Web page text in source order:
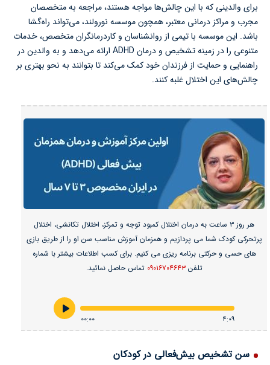
برای والدینی که با این چالش‌ها مواجه هستند، مراجعه به متخصصان
مجرب و مراکز درمانی معتبر، همچون موسسه نورولند، می‌تواند راه‌گشا
باشد. این موسسه با تیمی از روانشناسان و کاردرمانگران متخصص، خدمات
متنوعی را در زمینه تشخیص و درمان ADHD ارائه می‌دهد و به والدین در
راهنمایی و حمایت از فرزندان خود کمک می‌کند تا بتوانند به نحو بهتری بر
چالش‌های این اختلال غلبه کنند.
هر روز ۳ ساعت به درمان اختلال کمبود توجه و تمرکز، اختلال تکانشی، اختلال
پرتحرکی کودک شما می پردازیم و همزمان آموزش مناسب سن او را از طریق بازی
های حسی و حرکتی برنامه ریزی می کنیم. برای کسب اطلاعات بیشتر با شماره
تلفن۰۹۰۱۶۷۰۴۶۴۳ تماس حاصل نمائید.
۰۰:۰۰ 4:09
سن تشخیص بیش‌فعالی در کودکان